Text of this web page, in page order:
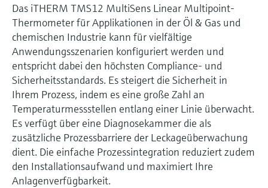
Das iTHERM TMS12 MultiSens Linear Multipoint-
Thermometer für Applikationen in der Öl & Gas und
chemischen Industrie kann für vielfältige
Anwendungsszenarien konfiguriert werden und
entspricht dabei den höchsten Compliance- und
Sicherheitsstandards. Es steigert die Sicherheit in
Ihrem Prozess, indem es eine große Zahl an
Temperaturmessstellen entlang einer Linie überwacht.
Es verfügt über eine Diagnosekammer die als
zusätzliche Prozessbarriere der Leckageüberwachung
dient. Die einfache Prozessintegration reduziert zudem
den Installationsaufwand und maximiert Ihre
Anlagenverfügbarkeit.